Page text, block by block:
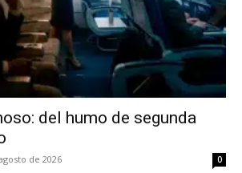
pierdas de las
noticias
a nuestro boletín diario y
las noticias del vapeo y la
de daños en tu correo
del humo de segunda
de 2026 0